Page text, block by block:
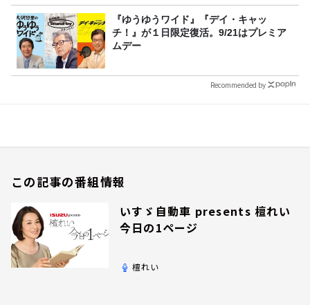
『ゆうゆうワイド』『デイ・キャッ
チ！』が１日限定復活。9/21はプレミア
ムデー
Recommended by
この記事の番組情報
いすゞ自動車 presents 檀れい
今日の1ページ
檀れい